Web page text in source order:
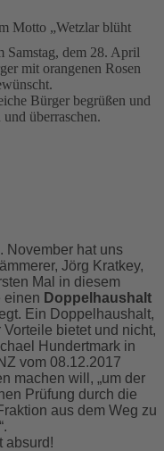
Motto „Wetzlar blüht
Samstag, dem 28. April
mit orangenen Rosen
Bürger begrüßen und
überraschen.
November hat uns
Jörg Kratkey,
Mal in diesem
einen Doppelhaushalt
Ein Doppelhaushalt,
Vorteile bietet und nicht,
Hundertmark in
vom 08.12.2017
machen will, „um der
Prüfung durch die
aus dem Weg zu
absurd!